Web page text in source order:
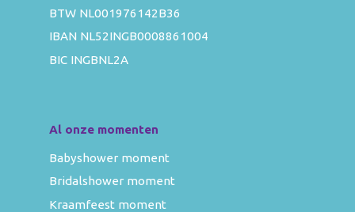
BTW NL001976142B36
IBAN NL52INGB0008861004
BIC INGBNL2A
Al onze momenten
Babyshower moment
Bridalshower moment
Kraamfeest moment